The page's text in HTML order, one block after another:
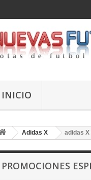
INICIO
Adidas X adidas X
PROMOCIONES